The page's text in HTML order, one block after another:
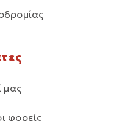
μας
φορείς